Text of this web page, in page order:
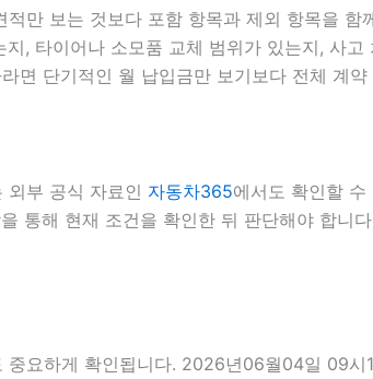
만 보는 것보다 포함 항목과 제외 항목을
, 타이어나 소모품 교체 범위가 있는지, 사
면 단기적인 월 납입금만 보기보다 전체 계
외부 공식 자료인 자동차365에서도 확인할
통해 현재 조건을 확인한 뒤 판단해야 합니
요하게 확인됩니다. 2026년06월04일 09